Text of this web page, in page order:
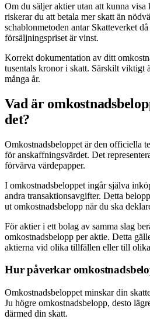
Om du säljer aktier utan att kunna
riskerar du att betala mer skatt än
schablonmetoden antar Skatteverket
försäljningspriset är vinst.
Korrekt dokumentation av ditt
tusentals kronor i skatt. Särskilt viktigt
många år.
Vad är
det?
Omkostnadsbeloppet är den officiella
för anskaffningsvärdet. Det
förvärva värdepapper.
I omkostnadsbeloppet ingår själva
andra transaktionsavgifter. Detta
ut omkostnadsbelopp när du ska
För aktier i ett bolag av samma slag
omkostnadsbelopp per aktie. Detta
aktierna vid olika tillfällen eller till
Hur påverkar
Omkostnadsbeloppet minskar din
Ju högre omkostnadsbelopp, desto
därmed din skatt.